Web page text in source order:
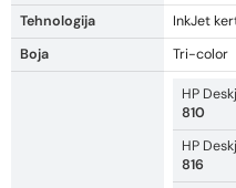
Tehnologija
InkJet
Boja
Tri-color
HP
810
HP
816